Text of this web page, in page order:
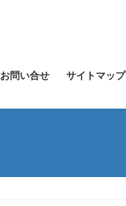
お問い合せ サイトマップ